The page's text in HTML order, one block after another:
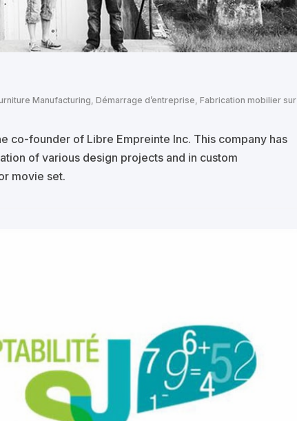
Manufacturing, Démarrage d’entreprise, Fabrication mobilier sur
co-founder of Libre Empreinte Inc. This company has
of various design projects and in custom
movie set.